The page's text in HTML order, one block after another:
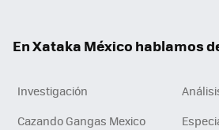
En Xataka México hablamos
Investigación
Cazando Gangas Mexico